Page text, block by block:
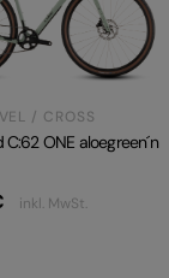
/ CROSS
ONE aloegreen´n
inkl. MwSt.